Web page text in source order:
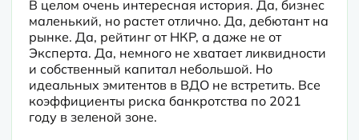
В целом очень интересная история. Да, бизнес
маленький, но растет отлично. Да, дебютант на
рынке. Да, рейтинг от НКР, а даже не от
Эксперта. Да, немного не хватает ликвидности
и собственный капитал небольшой. Но
идеальных эмитентов в ВДО не встретить. Все
коэффициенты риска банкротства по 2021
году в зеленой зоне.